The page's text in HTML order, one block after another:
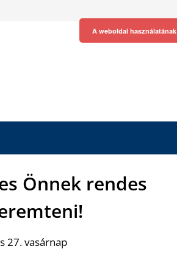
Önnek rendes
27. vasárnap
A weboldal